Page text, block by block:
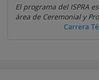
El programa del ISPRA
área de Ceremonial y
Carrera